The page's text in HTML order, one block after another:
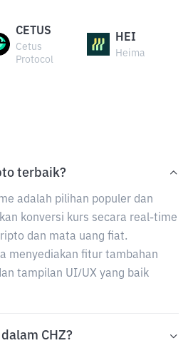
CETUS
Cetus
Protocol
HEI
Heima
terbaik?
adalah pilihan populer dan
konversi kurs secara real-time
dan mata uang fiat.
menyediakan fitur tambahan
tampilan UI/UX yang baik
CHZ?